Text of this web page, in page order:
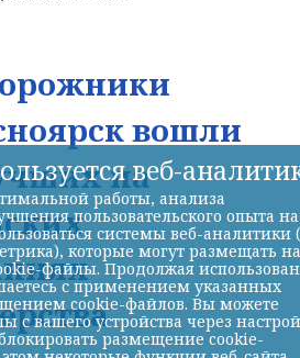
вошли
навеб-
работы, анализа
пользовательского опыта на
системы веб-аналитики
которые могут размещать на
файлы. Продолжая
с применением указанных
cookie-файлов. Вы можете
с вашего устройства через
размещение cookie-